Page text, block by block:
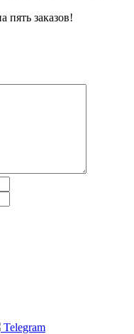
пять заказов!
Telegram